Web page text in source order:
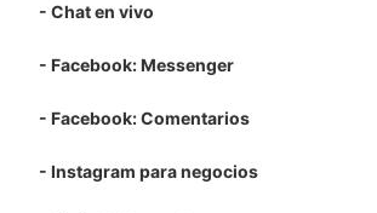
- Chat en vivo
- Facebook: Messenger
- Facebook: Comentarios
- Instagram para negocios